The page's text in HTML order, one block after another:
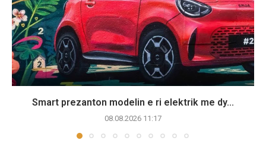
Smart prezanton modelin e ri elektrik me dy...
08.08.2026 11:17